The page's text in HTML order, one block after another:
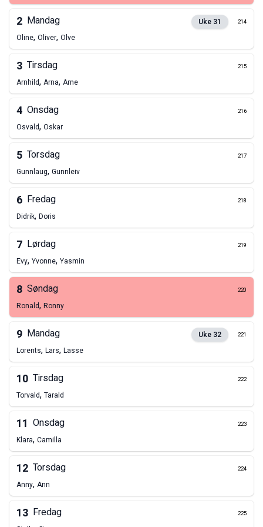
2 Mandag Uke 31 214
Oline, Oliver, Olve
3 Tirsdag 215
Arnhild, Arna, Arne
4 Onsdag 216
Osvald, Oskar
5 Torsdag 217
Gunnlaug, Gunnleiv
6 Fredag 218
Didrik, Doris
7 Lørdag 219
Evy, Yvonne, Yasmin
8 Søndag 220
Ronald, Ronny
9 Mandag Uke 32 221
Lorents, Lars, Lasse
10 Tirsdag 222
Torvald, Tarald
11 Onsdag 223
Klara, Camilla
12 Torsdag 224
Anny, Ann
13 Fredag 225